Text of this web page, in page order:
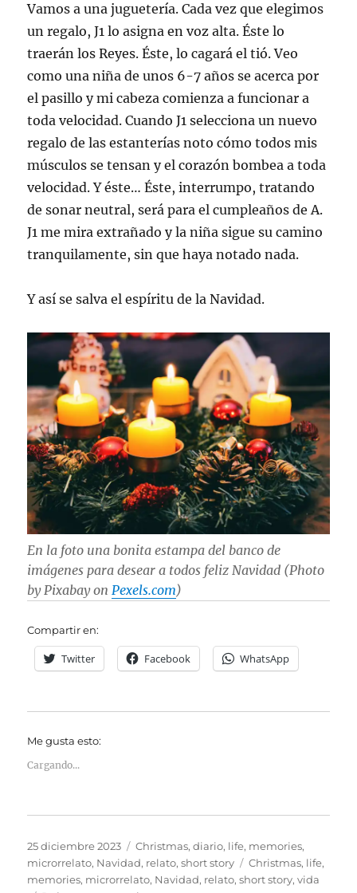
Vamos a una juguetería. Cada vez que elegimos
un regalo, J1 lo asigna en voz alta. Éste lo
traerán los Reyes. Éste, lo cagará el tió. Veo
como una niña de unos 6-7 años se acerca por
el pasillo y mi cabeza comienza a funcionar a
toda velocidad. Cuando J1 selecciona un nuevo
regalo de las estanterías noto cómo todos mis
músculos se tensan y el corazón bombea a toda
velocidad. Y éste… Éste, interrumpo, tratando
de sonar neutral, será para el cumpleaños de A.
J1 me mira extrañado y la niña sigue su camino
tranquilamente, sin que haya notado nada.
Y así se salva el espíritu de la Navidad.
En la foto una bonita estampa del banco de
imágenes para desear a todos feliz Navidad (Photo
by Pixabay onPexels.com)
Compartir en:
Twitter Facebook WhatsApp
Me gusta esto:
Cargando...
Publicado
el
25 diciembre 2023 Categorías
Christmas,diario, life, memories,
microrrelato, Navidad, relato,short story Etiquetas
Christmas, life,
memories, microrrelato, Navidad, relato,short story,vida